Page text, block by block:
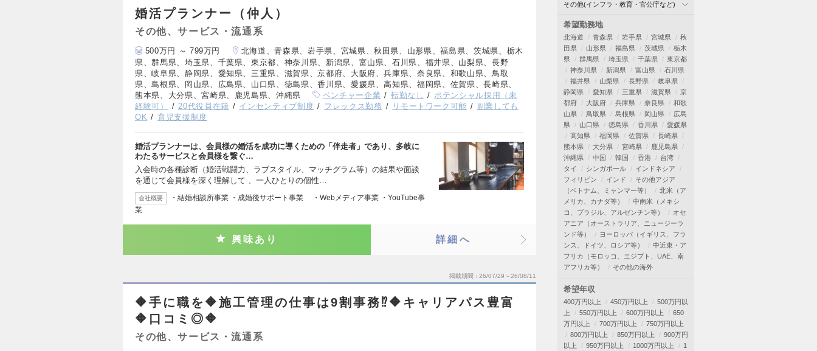
婚活プランナー（仲人）
その他、サービス・流通系
500万円 ～ 799万円
北海道、青森県、岩手県、宮城県、秋田県、山形県、福島県、茨城県、栃木
県、群馬県、埼玉県、千葉県、東京都、神奈川県、新潟県、富山県、石川県、福井県、山梨県、長野
県、岐阜県、静岡県、愛知県、三重県、滋賀県、京都府、大阪府、兵庫県、奈良県、和歌山県、鳥取
県、島根県、岡山県、広島県、山口県、徳島県、香川県、愛媛県、高知県、福岡県、佐賀県、長崎県、
熊本県、大分県、宮崎県、鹿児島県、沖縄県
ベンチャー企業 転勤なし
ポテンシャル採用（未
経験可）
20代役員在籍 インセンティブ制度 フレックス勤務 リモートワーク可能
副業しても
OK
育児支援制度
婚活プランナーは、会員様の婚活を成功に導くための「伴走者」であり、多岐に
わたるサービスと会員様を繋ぐ…
入会時の各種診断（婚活戦闘力、ラブスタイル、マッチグラム等）の結果や面談
を通じて会員様を深く理解して 、一人ひとりの個性…
会社概要
・結婚相談所事業 ・成婚後サポート事業 ・Webメディア事業 ・YouTube事
業
興味あり 詳細へ
掲載期間 26/07/29～26/08/11
🔶手に職を🔶施工管理の仕事は9割事務⁉🔶キャリアパス豊富
🔶口コミ◎🔶
その他、サービス・流通系
その他(インフラ・教育・官公庁など)
希望勤務地
北海道 青森県 岩手県 宮城県
秋
田県
山形県 福島県 茨城県
栃木
県
群馬県 埼玉県 千葉県
東京都
神奈川県
新潟県 富山県
石川県
福井県
山梨県 長野県
岐阜県
静岡県
愛知県 三重県 滋賀県
京
都府
大阪府 兵庫県 奈良県
和歌
山県
鳥取県 島根県 岡山県
広島
県
山口県 徳島県 香川県
愛媛県
高知県
福岡県 佐賀県
長崎県
熊本県
大分県 宮崎県
鹿児島県
沖縄県
中国 韓国 香港
台湾
タイ
シンガポール
インドネシア
フィリピン
インド
その他アジア
（ベトナム、ミャンマー等）
北米（ア
メリカ、カナダ等）
中南米（メキシ
コ、ブラジル、アルゼンチン等）
オセ
アニア（オーストラリア、ニュージーラ
ンド等）
ヨーロッパ（イギリス、フラ
ンス、ドイツ、ロシア等）
中近東・ア
フリカ（モロッコ、エジプト、UAE、南
アフリカ等）
その他の海外
希望年収
400万円以上 450万円以上
500万円以
上
550万円以上 600万円以上
650
万円以上
700万円以上
750万円以上
800万円以上
850万円以上
900万円
以上
950万円以上 1000万円以上
1